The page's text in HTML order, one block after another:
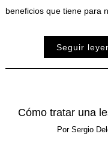
beneficios que tiene para
Seguir
Cómo tratar una
Por Sergio